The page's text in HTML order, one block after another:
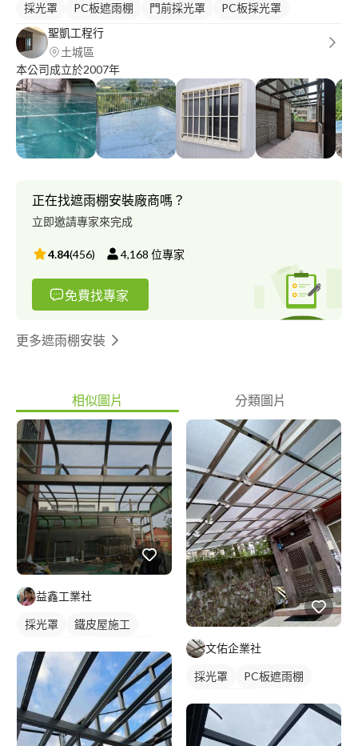
採光罩 PC板遮雨棚 門前採光罩
PC板採光罩
聖凱工程行
土城區
本公司成立於2007年
正在找遮雨棚安裝廠商嗎？
立即邀請專家來完成
4.84(456) 4,168 位專家
免費找專家
更多遮雨棚安裝
相似圖片 分類圖片
益鑫工業社
採光罩
鐵皮屋施工
鋼構鐵皮屋
屋頂採光罩
鋁採光罩
文佑企業社
採光罩
PC板遮雨棚